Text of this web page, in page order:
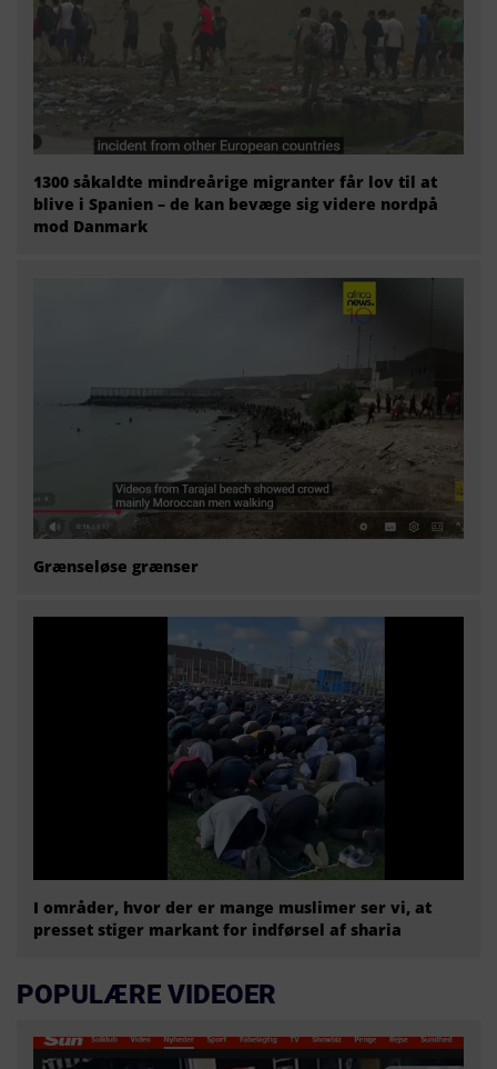
1300 såkaldte mindreårige migranter får lov til at
blive i Spanien – de kan bevæge sig videre nordpå
mod Danmark
Grænseløse grænser
I områder, hvor der er mange muslimer ser vi, at
presset stiger markant for indførsel af sharia
POPULÆRE VIDEOER